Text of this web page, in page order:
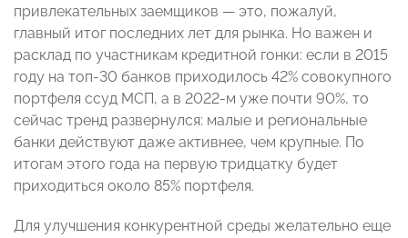
привлекательных заемщиков — это, пожалуй,
главный итог последних лет для рынка. Но важен и
расклад по участникам кредитной гонки: если в 2015
году на топ-30 банков приходилось 42% совокупного
портфеля ссуд МСП, а в 2022-м уже почти 90%, то
сейчас тренд развернулся: малые и региональные
банки действуют даже активнее, чем крупные. По
итогам этого года на первую тридцатку будет
приходиться около 85% портфеля.
Для улучшения конкурентной среды желательно еще